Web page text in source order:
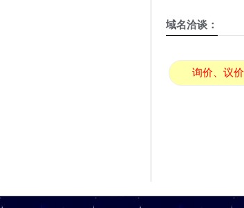
域名洽谈：
询价、议